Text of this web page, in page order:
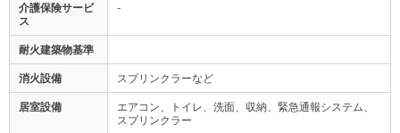
介護保険サービ
ス
-
耐火建築物基準
消火設備 スプリンクラーなど
居室設備
エアコン、トイレ、洗面、収納、緊急通報システム、
スプリンクラー